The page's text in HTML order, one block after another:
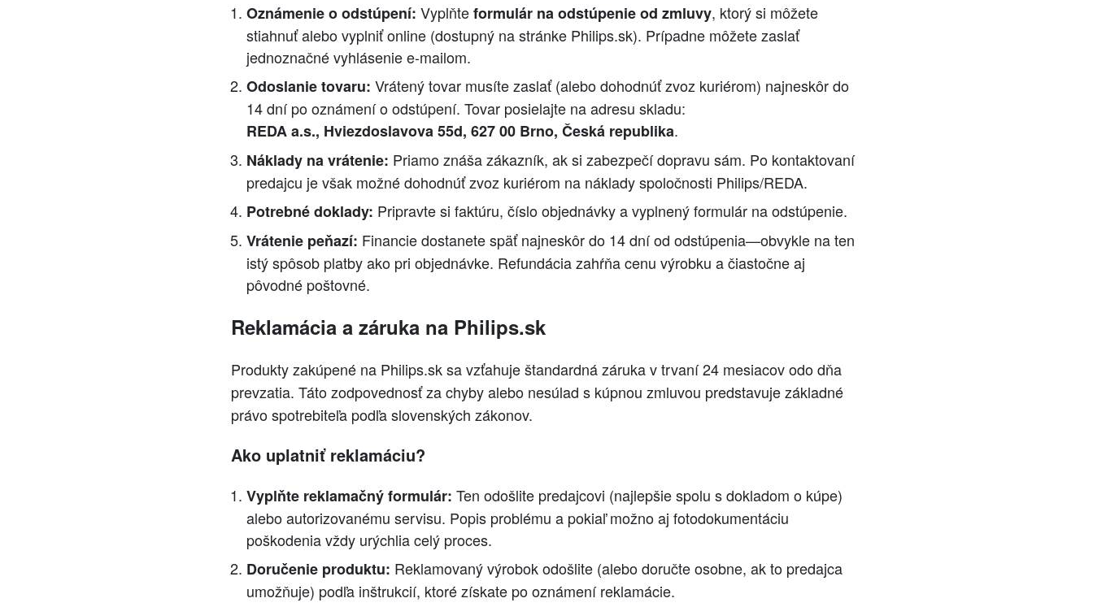
Oznámenie o odstúpení: Vyplňteformulár na odstúpenie od zmluvy, ktorý si môžete
stiahnuť alebo vyplniť online (dostupný na stránke Philips.sk). Prípadne môžete zaslať
jednoznačné vyhlásenie e-mailom.
Odoslanie tovaru: Vrátený tovar musíte zaslať (alebo dohodnúť zvoz kuriérom) najneskôr do
14 dní po oznámení o odstúpení. Tovar posielajte na adresu skladu:
REDA a.s., Hviezdoslavova 55d, 627 00 Brno, Česká republika.
Náklady na vrátenie: Priamo znáša zákazník, ak si zabezpečí dopravu sám. Po kontaktovaní
predajcu je však možné dohodnúť zvoz kuriérom na náklady spoločnosti Philips/REDA.
Potrebné doklady: Pripravte si faktúru, číslo objednávky a vyplnený formulár na odstúpenie.
Vrátenie peňazí: Financie dostanete späť najneskôr do 14 dní od odstúpenia—obvykle na ten
istý spôsob platby ako pri objednávke. Refundácia zahŕňa cenu výrobku a čiastočne aj
pôvodné poštovné.
Reklamácia a záruka na Philips.sk
Produkty zakúpené na Philips.sk sa vzťahuje štandardná záruka v trvaní 24 mesiacov odo dňa
prevzatia. Táto zodpovednosť za chyby alebo nesúlad s kúpnou zmluvou predstavuje základné
právo spotrebiteľa podľa slovenských zákonov.
Ako uplatniť reklamáciu?
Vyplňte reklamačný formulár: Ten odošlite predajcovi (najlepšie spolu s dokladom o kúpe)
alebo autorizovanému servisu. Popis problému a pokiaľ možno aj fotodokumentáciu
poškodenia vždy urýchlia celý proces.
Doručenie produktu: Reklamovaný výrobok odošlite (alebo doručte osobne, ak to predajca
umožňuje) podľa inštrukcií, ktoré získate po oznámení reklamácie.